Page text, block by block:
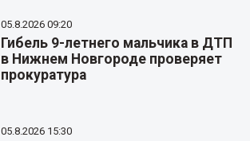
05.8.2026 09:20
Гибель 9-летнего мальчика в ДТП
в Нижнем Новгороде проверяет
прокуратура
05.8.2026 15:30